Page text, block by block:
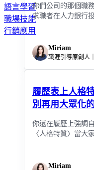
語言學習
職場技能
行銷應用
你們公司的那個職
求職者在人力銀行
都回覆沒缺人，但
Miriam
履歷表上人格
別再用大眾化
你還在履歷上強調
〈人格特質〉當大
Miriam